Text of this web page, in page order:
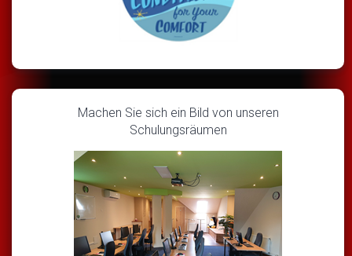
Machen Sie sich ein Bild von unseren
Schulungsräumen